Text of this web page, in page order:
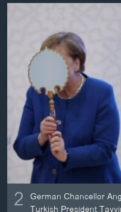
2 German Chancellor
Turkish President